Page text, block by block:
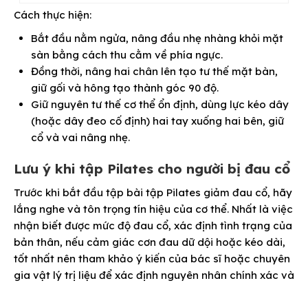
Cách thực hiện:
Bắt đầu nằm ngửa, nâng đầu nhẹ nhàng khỏi mặt
sàn bằng cách thu cằm về phía ngực.
Đồng thời, nâng hai chân lên tạo tư thế mặt bàn,
giữ gối và hông tạo thành góc 90 độ.
Giữ nguyên tư thế cơ thể ổn định, dùng lực kéo dây
(hoặc dây đeo cố định) hai tay xuống hai bên, giữ
cổ và vai nâng nhẹ.
Lưu ý khi tập Pilates cho người bị đau cổ
Trước khi bắt đầu tập bài tập Pilates giảm đau cổ, hãy
lắng nghe và tôn trọng tín hiệu của cơ thể. Nhất là việc
nhận biết được mức độ đau cổ, xác định tình trạng của
bản thân, nếu cảm giác cơn đau dữ dội hoặc kéo dài,
tốt nhất nên tham khảo ý kiến của bác sĩ hoặc chuyên
gia vật lý trị liệu để xác định nguyên nhân chính xác và